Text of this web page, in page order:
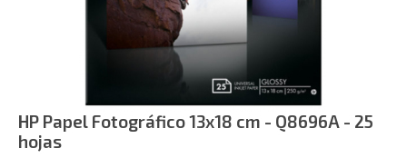
HP Papel Fotográfico 13x18 cm - Q8696A - 25
hojas